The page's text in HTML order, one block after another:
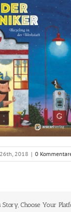
2018 | 0
Story, Choose Your